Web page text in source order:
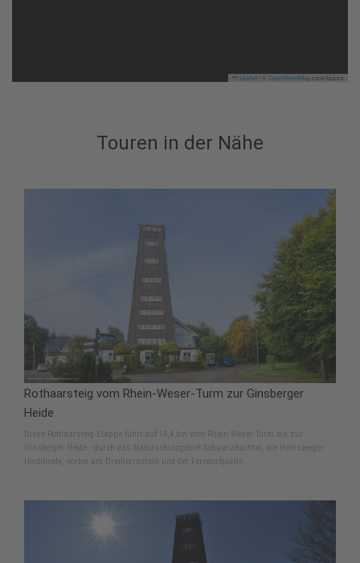
Leaflet OpenStreetMapcontributors
Touren in der Nähe
Rothaarsteig vom Rhein-Weser-Turm zur Ginsberger
Heide
Diese Rothaarsteig-Etappe führt auf 14,4 km vom Rhein-Weser-Turm bis zur
Ginsberger Heide - durch das Naturschutzgebiet Schwarzbachtal, die Heinsberger
Hochheide, vorbei am Dreiherrnstein und der Ferndorfquelle.